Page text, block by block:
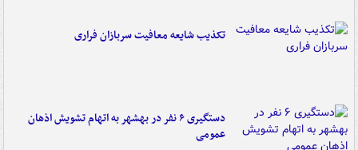
تکذیب شایعه معافیت سربازان فراری
دستگیری ۶ نفر در بهشهر به اتهام تشویش اذهان
عمومی